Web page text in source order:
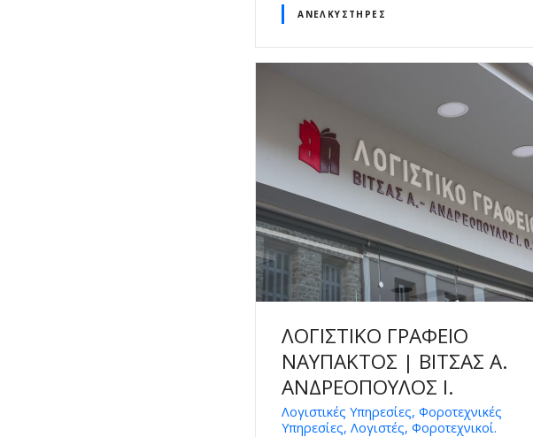
ΑΝΕΛΚΥΣΤΉΡΕΣ
ΛΟΓΙΣΤΙΚΟ ΓΡΑΦΕΙΟ
ΝΑΥΠΑΚΤΟΣ | ΒΙΤΣΑΣ Α.
ΑΝΔΡΕΟΠΟΥΛΟΣ Ι.
Λογιστικές Υπηρεσίες, Φοροτεχνικές
Υπηρεσίες, Λογιστές, Φοροτεχνικοί.